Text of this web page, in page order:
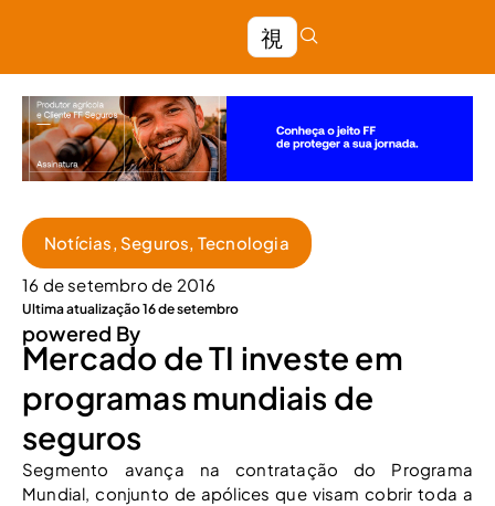
Notícias, Seguros, Tecnologia
16 de setembro de 2016
Ultima atualização 16 de setembro
powered By
Mercado de TI investe em
programas mundiais de
seguros
Segmento avança na contratação do Programa
Mundial, conjunto de apólices que visam cobrir toda a